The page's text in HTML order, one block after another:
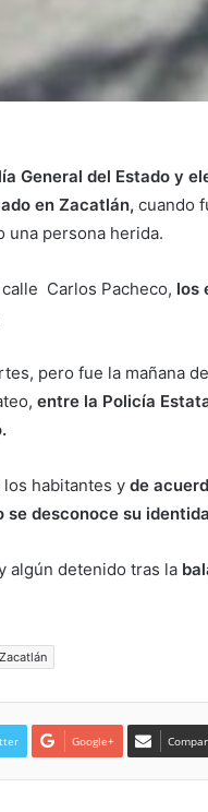
General del Estado y
en Zacatlán, cuando
una persona herida.
Carlos Pacheco, los
pero fue la mañana
entre la Policía
habitantes y de
se desconoce su
algún detenido tras la
Zacatlán
Google+